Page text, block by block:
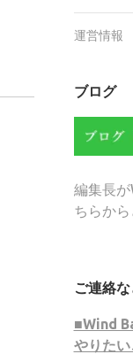
運営情報
ブログ
編集長が
ちらから
ご連絡
■Wind
やりたい